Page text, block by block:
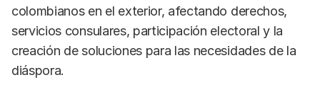
colombianos en el exterior, afectando derechos,
servicios consulares, participación electoral y la
creación de soluciones para las necesidades de la
diáspora.